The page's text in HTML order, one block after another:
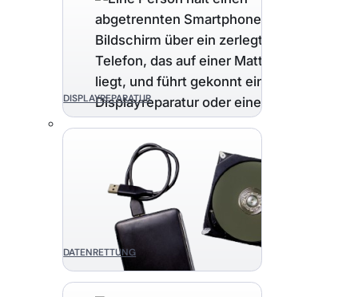
DISPLAYREPARATUR
DATENRETTUNG